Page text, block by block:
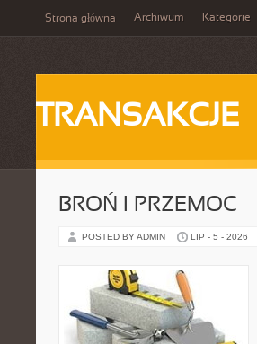
Strona główna Archiwum Kategorie
TRANSAKCJE
BROŃ I PRZEMOC
POSTED BY ADMIN LIP - 5 - 2026